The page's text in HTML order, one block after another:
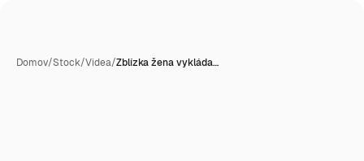
Domov/Stock/Videa/Zblízka žena vykláda…